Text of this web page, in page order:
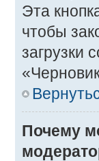
Эта
чтобы
загрузки
Почему